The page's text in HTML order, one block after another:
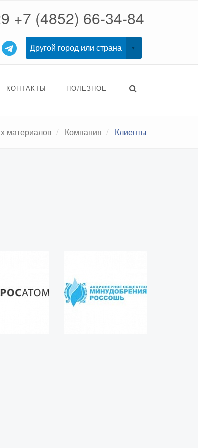
+7 (4852) 66-34-84
КОНТАКТЫ ПОЛЕЗНОЕ
материалов Компания Клиенты